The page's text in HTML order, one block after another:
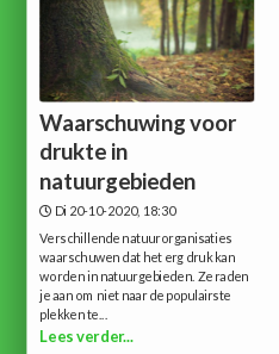
Waarschuwing voor
drukte in
natuurgebieden
Di 20-10-2020, 18:30
Verschillende natuurorganisaties
waarschuwen dat het erg druk kan
worden in natuurgebieden. Ze raden
je aan om niet naar de populairste
plekken te...
Lees verder...